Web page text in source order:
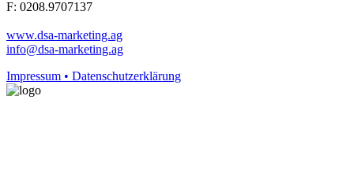
F: 0208.9707137
www.dsa-marketing.ag
info@dsa-marketing.ag
Impressum • Datenschutzerklärung